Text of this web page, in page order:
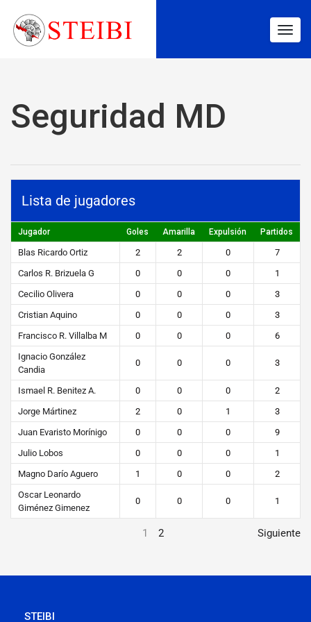
Seguridad MD
Lista de jugadores
Jugador Goles Amarilla Expulsión Partidos
Blas Ricardo Ortiz 2 2 0
7
Carlos R. Brizuela G
0 0 0
1
Cecilio Olivera
0 0 0
3
Cristian Aquino
0 0 0
3
Francisco R. Villalba M
0 0 0
6
Ignacio González
Candia
0 0 0 3
Ismael R. Benitez A. 0 0 0
2
Jorge Mártinez
2 0 1
3
Juan Evaristo Morínigo
0 0 0
9
Julio Lobos
0 0 0
1
Magno Darío Aguero
1 0 0
2
Oscar Leonardo
Giménez Gimenez
0 0 0 1
1 2 Siguiente
STEIBI